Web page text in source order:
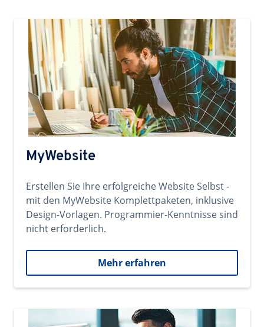
MyWebsite
Erstellen Sie Ihre erfolgreiche Website Selbst -
mit den MyWebsite Komplettpaketen, inklusive
Design-Vorlagen. Programmier-Kenntnisse sind
nicht erforderlich.
Mehr erfahren